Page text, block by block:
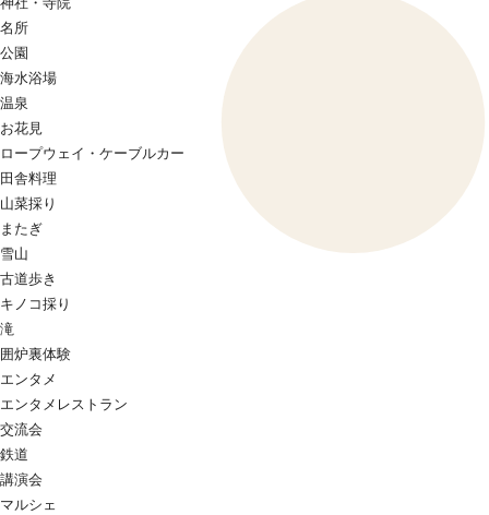
名所
公園
海水浴場
温泉
お花見
ロープウェイ・ケーブルカー
田舎料理
山菜採り
またぎ
雪山
古道歩き
キノコ採り
滝
囲炉裏体験
エンタメ
エンタメレストラン
交流会
鉄道
講演会
マルシェ